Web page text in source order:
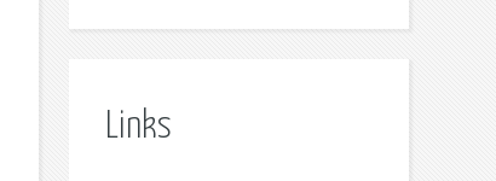
Links